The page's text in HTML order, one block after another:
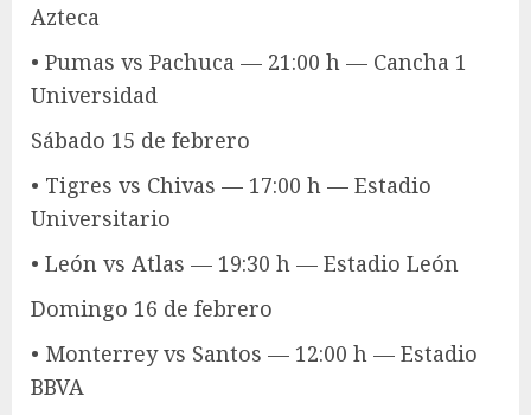
Azteca
• Pumas vs Pachuca — 21:00 h — Cancha 1
Universidad
Sábado 15 de febrero
• Tigres vs Chivas — 17:00 h — Estadio
Universitario
• León vs Atlas — 19:30 h — Estadio León
Domingo 16 de febrero
• Monterrey vs Santos — 12:00 h — Estadio
BBVA